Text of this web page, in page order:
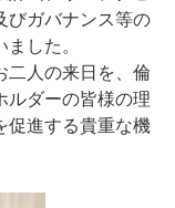
びガバナンス等の
した。
人の来日を、倫
ルダーの皆様の理
促進する貴重な機